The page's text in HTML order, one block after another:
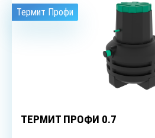
Термит Профи
ТЕРМИТ ПРОФИ 0.7